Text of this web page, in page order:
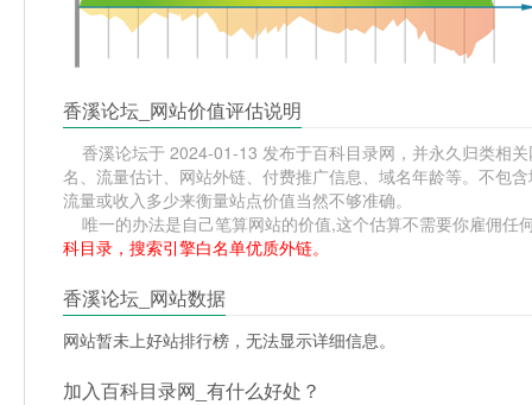
香溪论坛_网站价值评估说明
香溪论坛于 2024-01-13 发布于百科目录网，并永久归类相
名、流量估计、网站外链、付费推广信息、域名年龄等。不包
流量或收入多少来衡量站点价值当然不够准确。
唯一的办法是自己笔算网站的价值,这个估算不需要你雇佣任
科目录，搜索引擎白名单优质外链。
香溪论坛_网站数据
网站暂未上好站排行榜，无法显示详细信息。
加入百科目录网_有什么好处？